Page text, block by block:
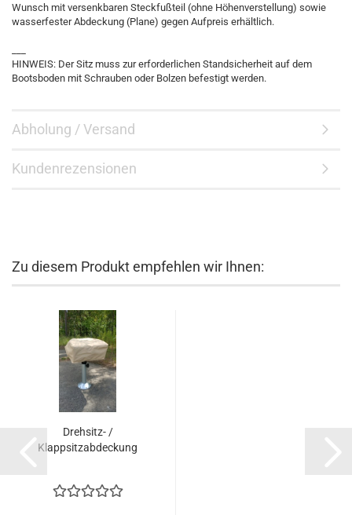
Wunsch mit versenkbaren Steckfußteil (ohne Höhenverstellung) sowie
wasserfester Abdeckung (Plane) gegen Aufpreis erhältlich.
HINWEIS: Der Sitz muss zur erforderlichen Standsicherheit auf dem
Bootsboden mit Schrauben oder Bolzen befestigt werden.
Abholung / Versand
Kundenrezensionen
Zu diesem Produkt empfehlen wir Ihnen:
Drehsitz- /
Klappsitzabdeckung